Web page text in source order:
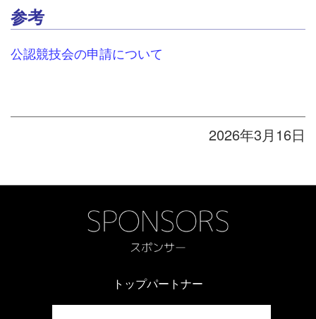
参考
公認競技会の申請について
2026年3月16日
トップパートナー